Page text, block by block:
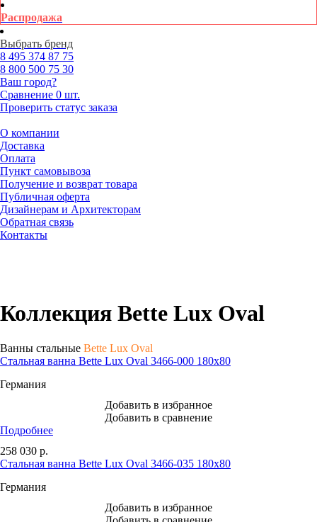
Распродажа
Выбрать бренд
8 495 374 87 75
8 800 500 75 30
Ваш город?
Сравнение 0 шт.
Проверить статус заказа
О компании
Доставка
Оплата
Пункт самовывоза
Получение и возврат товара
Публичная оферта
Дизайнерам и Архитекторам
Обратная связь
Контакты
Коллекция Bette Lux Oval
Ванны стальные Bette Lux Oval
Стальная ванна Bette Lux Oval 3466-000 180x80
Германия
Добавить в избранное
Добавить в сравнение
Подробнее
258 030 р.
Стальная ванна Bette Lux Oval 3466-035 180x80
Германия
Добавить в избранное